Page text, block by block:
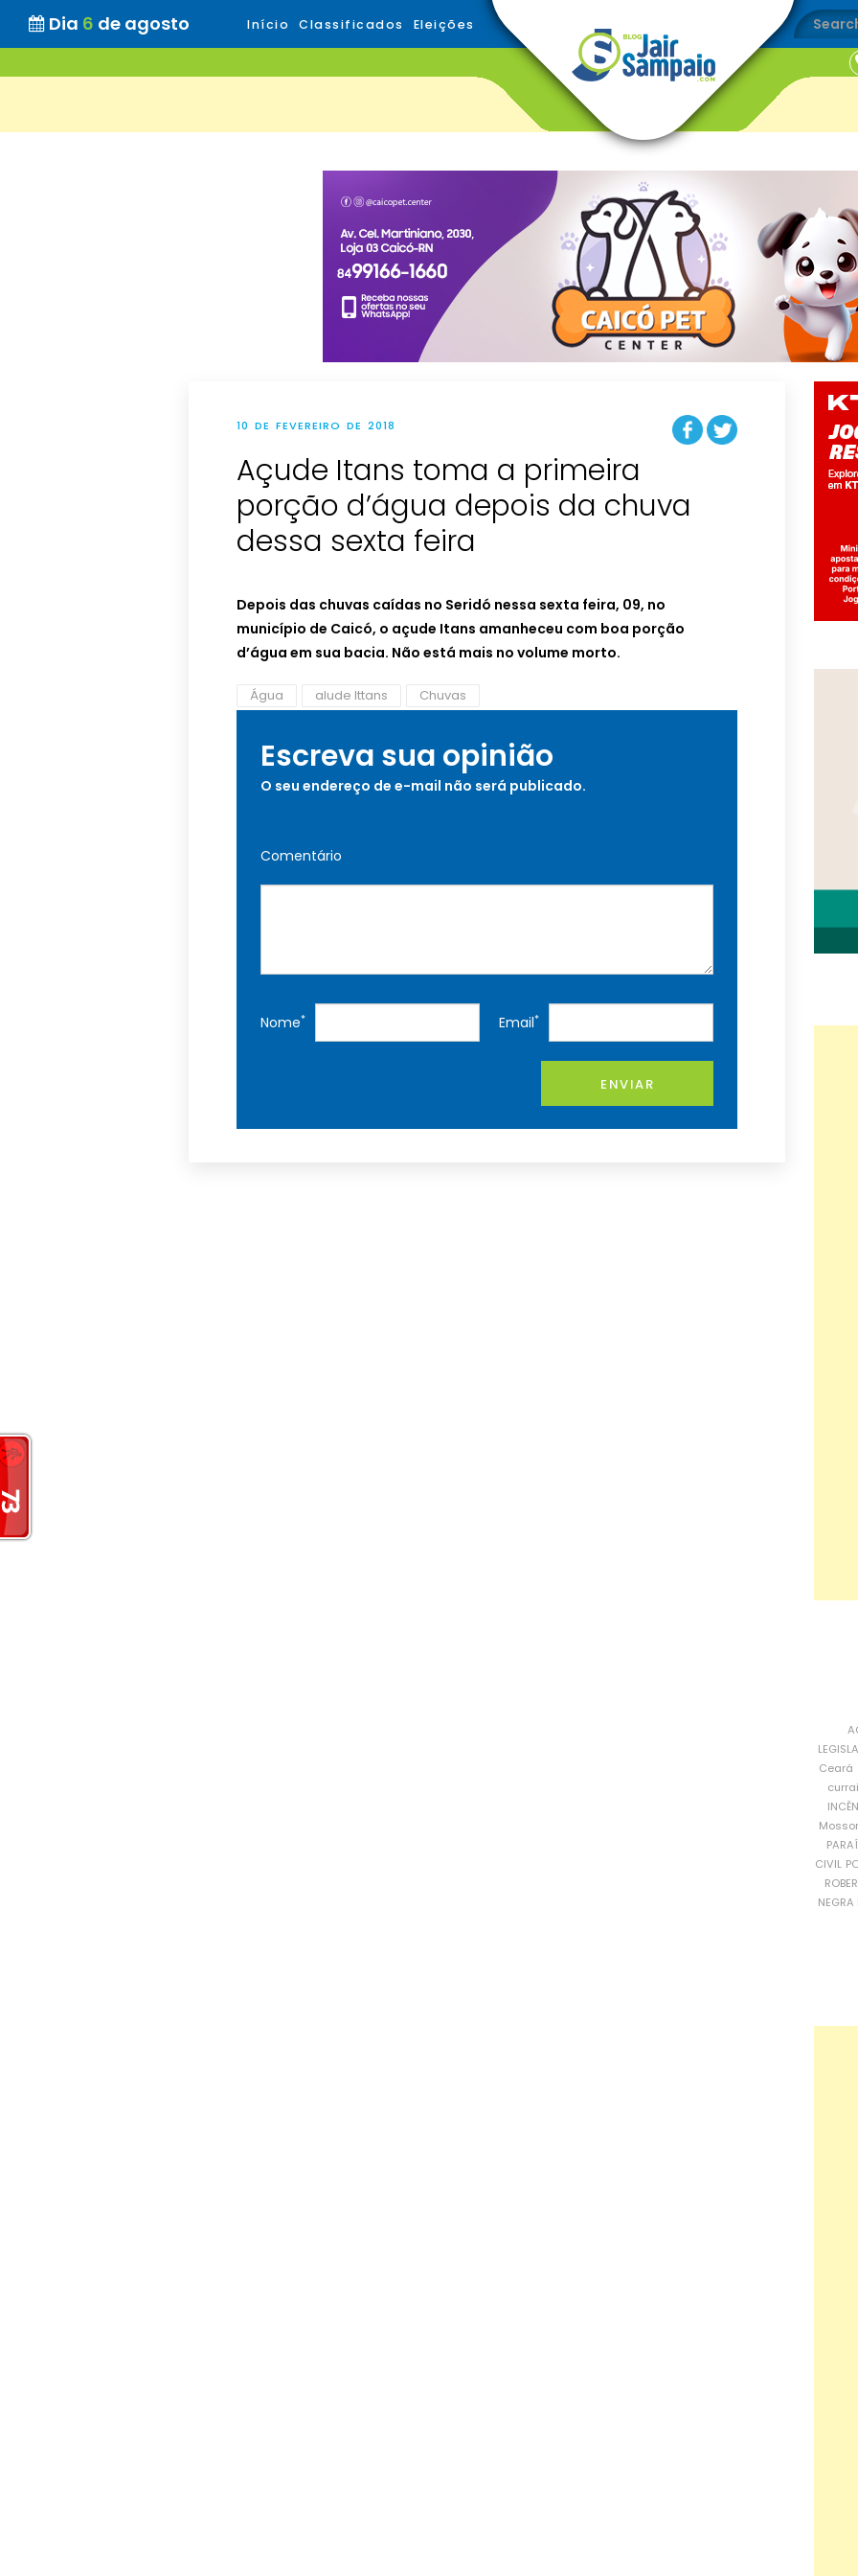
Dia 6 de agosto Início Classificados Eleições
10 DE FEVEREIRO DE 2018
Açude Itans toma a primeira
porção d’água depois da chuva
dessa sexta feira
Depois das chuvas caídas no Seridó nessa sexta feira, 09, no
município de Caicó, o açude Itans amanheceu com boa porção
d’água em sua bacia. Não está mais no volume morto.
Água alude Ittans Chuvas
Escreva sua opinião
O seu endereço de e-mail não será publicado.
Comentário
Nome* Email*
ENVIAR
Ceará
CIVIL
NEGRA